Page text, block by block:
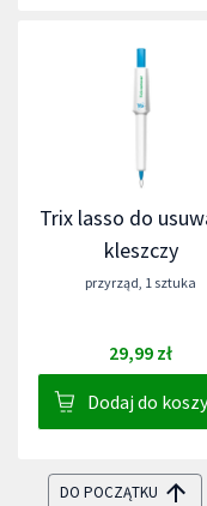
Trix lasso do
kleszczy
przyrząd, 1 sztuka
29,99 zł
Dodaj do
DO POCZĄTKU